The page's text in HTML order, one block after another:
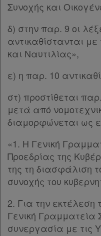
Συνοχής και
δ) στην παρ. 9 οι
αντικαθίστανται
και Ναυτιλίας»,
ε) η παρ. 10
στ) προστίθεται
μετά από
διαμορφώνεται ως
«1. Η Γενική
Προεδρίας της
της τη διασφάλιση
συνοχής του
2. Για την εκτέλεση
Γενική Γραμματεία
συνεργασία με τις